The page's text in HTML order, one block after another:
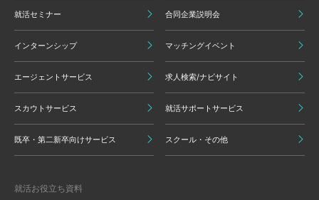
就活セミナー 合同企業説明会
インターンシップ マッチングイベント
エージェントサービス 求人検索/ナビサイト
スカウトサービス 就活サポートサービス
既卒・第二新卒向けサービス スクール・その他
就活お役立ち資料